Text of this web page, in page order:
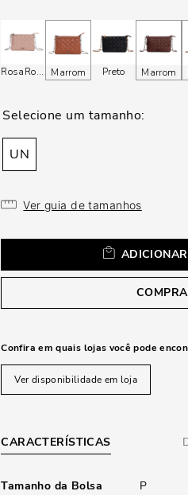
RosaRosa Marrom Preto Marrom
UN
Ver guia de tamanhos
Confira em quais lojas você pode
Ver disponibilidade em loja
CARACTERÍSTICAS
Tamanho da Bolsa P